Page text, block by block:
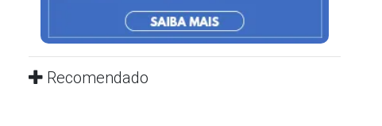
Recomendado